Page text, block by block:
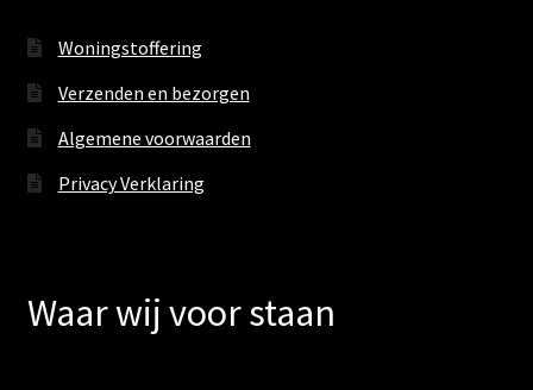
Woningstoffering
Verzenden en bezorgen
Algemene voorwaarden
Privacy Verklaring
Waar wij voor staan